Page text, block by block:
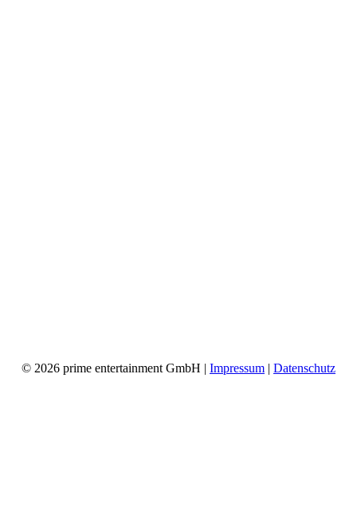
© 2026 prime entertainment GmbH | Impressum | Datenschutz